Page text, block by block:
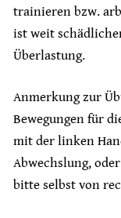
trainieren bzw.
ist weit
Überlastung.
Anmerkung zur
Bewegungen für
mit der linken
Abwechslung,
bitte selbst von